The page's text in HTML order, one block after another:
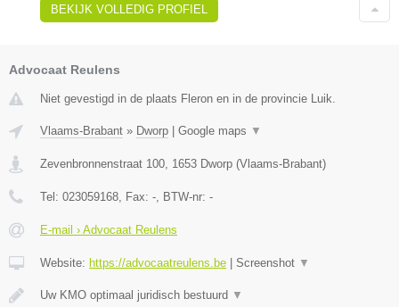
BEKIJK VOLLEDIG PROFIEL
Advocaat Reulens
Niet gevestigd in de plaats Fleron en in de provincie Luik.
Vlaams-Brabant » Dworp Google maps ▼
Zevenbronnenstraat 100 1653 Dworp (Vlaams-Brabant)
Tel: 023059168 , Fax: - , BTW-nr: -
E-mail › Advocaat Reulens
Website: https://advocaatreulens.be Screenshot ▼
Uw KMO optimaal juridisch bestuurd ▼